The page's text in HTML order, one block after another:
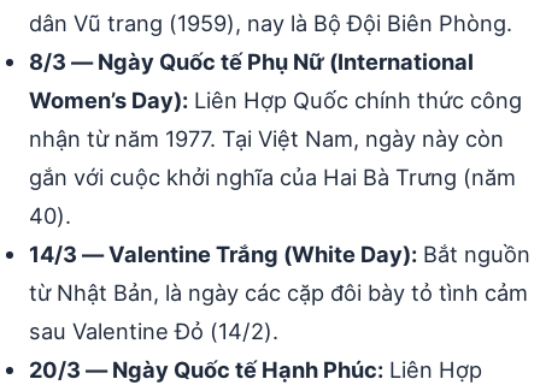
dân Vũ trang (1959), nay là Bộ Đội Biên Phòng.
8/3 — Ngày Quốc tế Phụ Nữ (International
Women’s Day): Liên Hợp Quốc chính thức công
nhận từ năm 1977. Tại Việt Nam, ngày này còn
gắn với cuộc khởi nghĩa của Hai Bà Trưng (năm
40).
14/3 — Valentine Trắng (White Day): Bắt nguồn
từ Nhật Bản, là ngày các cặp đôi bày tỏ tình cảm
sau Valentine Đỏ (14/2).
20/3 — Ngày Quốc tế Hạnh Phúc: Liên Hợp